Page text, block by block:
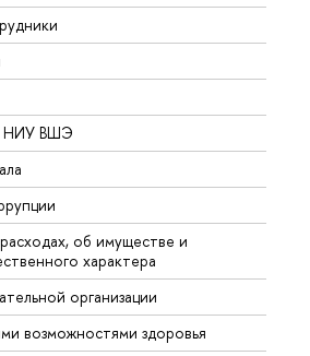
НИУ ВШЭ
об имуществе и
характера
организации
возможностями здоровья